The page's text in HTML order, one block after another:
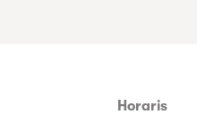
Horaris